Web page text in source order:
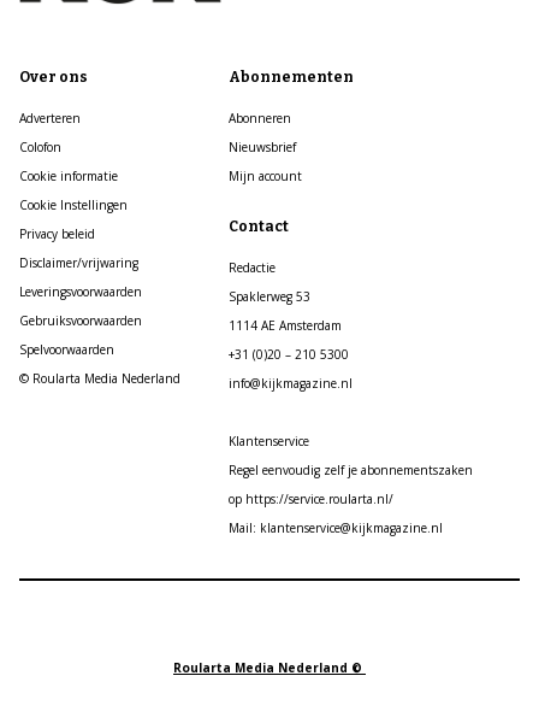
Over ons
Adverteren
Colofon
Cookie informatie
Cookie Instellingen
Privacy beleid
Disclaimer/vrijwaring
Leveringsvoorwaarden
Gebruiksvoorwaarden
Spelvoorwaarden
© Roularta Media Nederland
Abonnementen
Abonneren
Nieuwsbrief
Mijn account
Contact
Redactie
Spaklerweg 53
1114 AE Amsterdam
+31 (0)20 – 210 5300
info@kijkmagazine.nl
Klantenservice
Regel eenvoudig zelf je abonnementszaken
op https://service.roularta.nl/
Mail: klantenservice@kijkmagazine.nl
Roularta Media Nederland ©